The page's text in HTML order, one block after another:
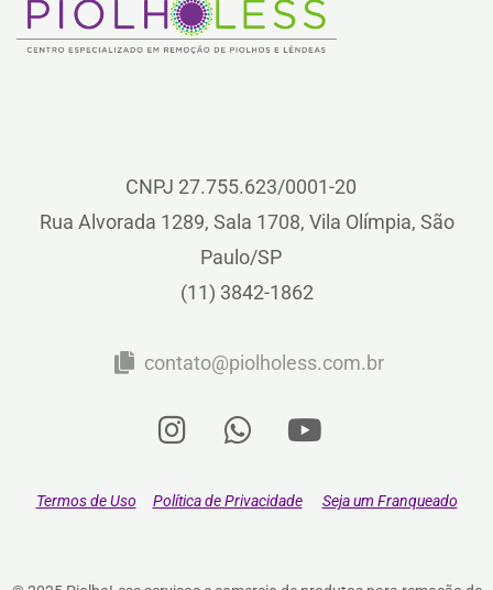
CNPJ 27.755.623/0001-20
Rua Alvorada 1289, Sala 1708, Vila Olímpia, São
Paulo/SP
(11) 3842-1862
contato@piolholess.com.br
Termos de Uso Política de Privacidade Seja um Franqueado